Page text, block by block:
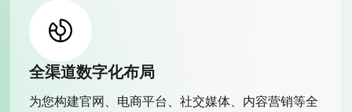
全渠道数字化布局
为您构建官网、电商平台、社交媒体、内容营销等全